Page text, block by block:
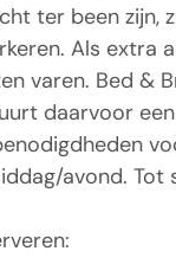
ter been zijn,
Als extra
varen. Bed &
daarvoor een
avond. Tot